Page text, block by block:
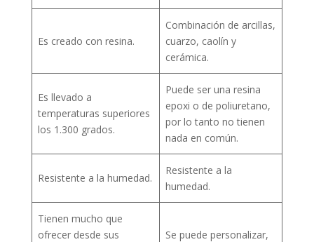
Es creado con resina.
Combinación de arcillas,
cuarzo, caolín y
cerámica.
Es llevado a
temperaturas superiores
los 1.300 grados.
Puede ser una resina
epoxi o de poliuretano,
por lo tanto no tienen
nada en común.
Resistente a la humedad.
Resistente a la
humedad.
Tienen mucho que
ofrecer desde sus
Se puede personalizar,